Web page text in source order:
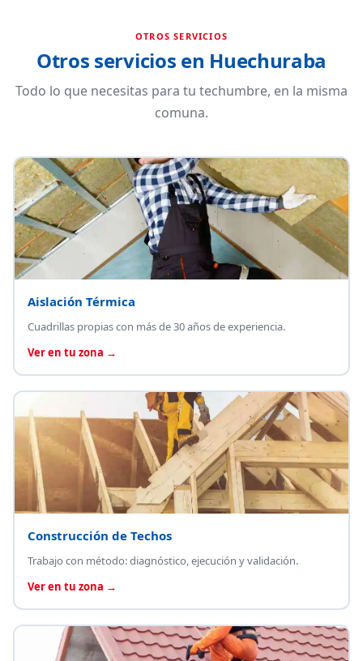
OTROS SERVICIOS
Otros servicios en Huechuraba
Todo lo que necesitas para tu techumbre, en la misma
comuna.
Aislación Térmica
Cuadrillas propias con más de 30 años de experiencia.
Ver en tu zona →
Construcción de Techos
Trabajo con método: diagnóstico, ejecución y validación.
Ver en tu zona →